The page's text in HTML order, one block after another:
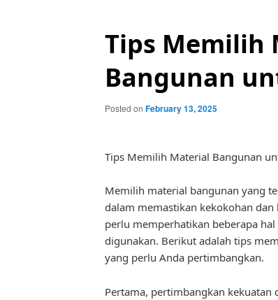
Tips Memilih
Bangunan
Posted on February 13, 2025
Tips Memilih Material Bangunan
Memilih material bangunan yang
dalam memastikan kekokohan
perlu memperhatikan beberapa
digunakan. Berikut adalah tips
yang perlu Anda pertimbangkan.
Pertama, pertimbangkan